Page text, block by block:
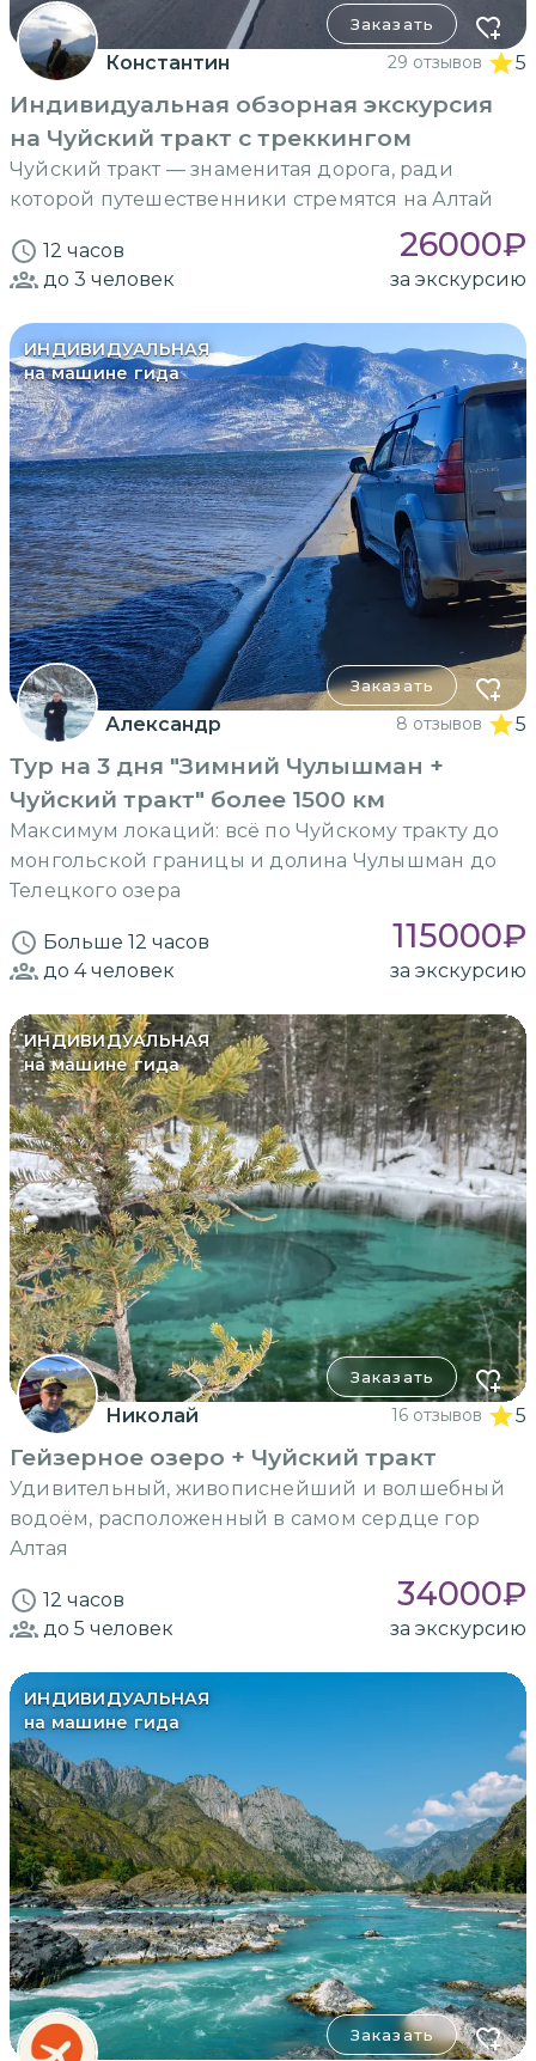
Заказать
Константин 29 отзывов 5
Индивидуальная обзорная экскурсия
на Чуйский тракт с треккингом
Чуйский тракт — знаменитая дорога, ради
которой путешественники стремятся на Алтай
12 часов 26000₽
до 3 человек за экскурсию
ИНДИВИДУАЛЬНАЯ
на машине гида
Заказать
Александр 8 отзывов 5
Тур на 3 дня "Зимний Чулышман +
Чуйский тракт" более 1500 км
Максимум локаций: всё по Чуйскому тракту до
монгольской границы и долина Чулышман до
Телецкого озера
Больше 12 часов 115000₽
до 4человек за экскурсию
ИНДИВИДУАЛЬНАЯ
на машине гида
Заказать
Николай 16 отзывов 5
Гейзерное озеро + Чуйский тракт
Удивительный, живописнейший и волшебный
водоём, расположенный в самом сердце гор
Алтая
12 часов 34000₽
до 5 человек за экскурсию
ИНДИВИДУАЛЬНАЯ
на машине гида
Заказать